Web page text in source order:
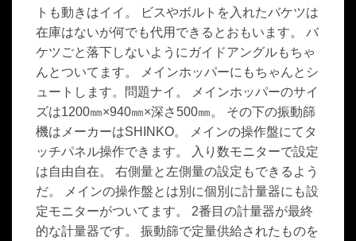
トも動きはイイ。 ビスやボルトを入れたバケツは
在庫はないが何でも代用できるとおもいます。 バ
ケツごと落下しないようにガイドアングルもちゃ
んとついてます。 メインホッパーにもちゃんとシ
ュートします。問題ナイ。 メインホッパーのサイ
ズは1200㎜×940㎜×深さ500㎜。 その下の振動篩
機はメーカーはSHINKO。 メインの操作盤にてタ
ッチパネル操作できます。 入り数モニターで設定
は自由自在。 右側量と左側量の設定もできるよう
だ。 メインの操作盤とは別に個別に計量器にも設
定モニターがついてます。 2番目の計量器が最終
的な計量器です。 振動篩で定量供給されたものを